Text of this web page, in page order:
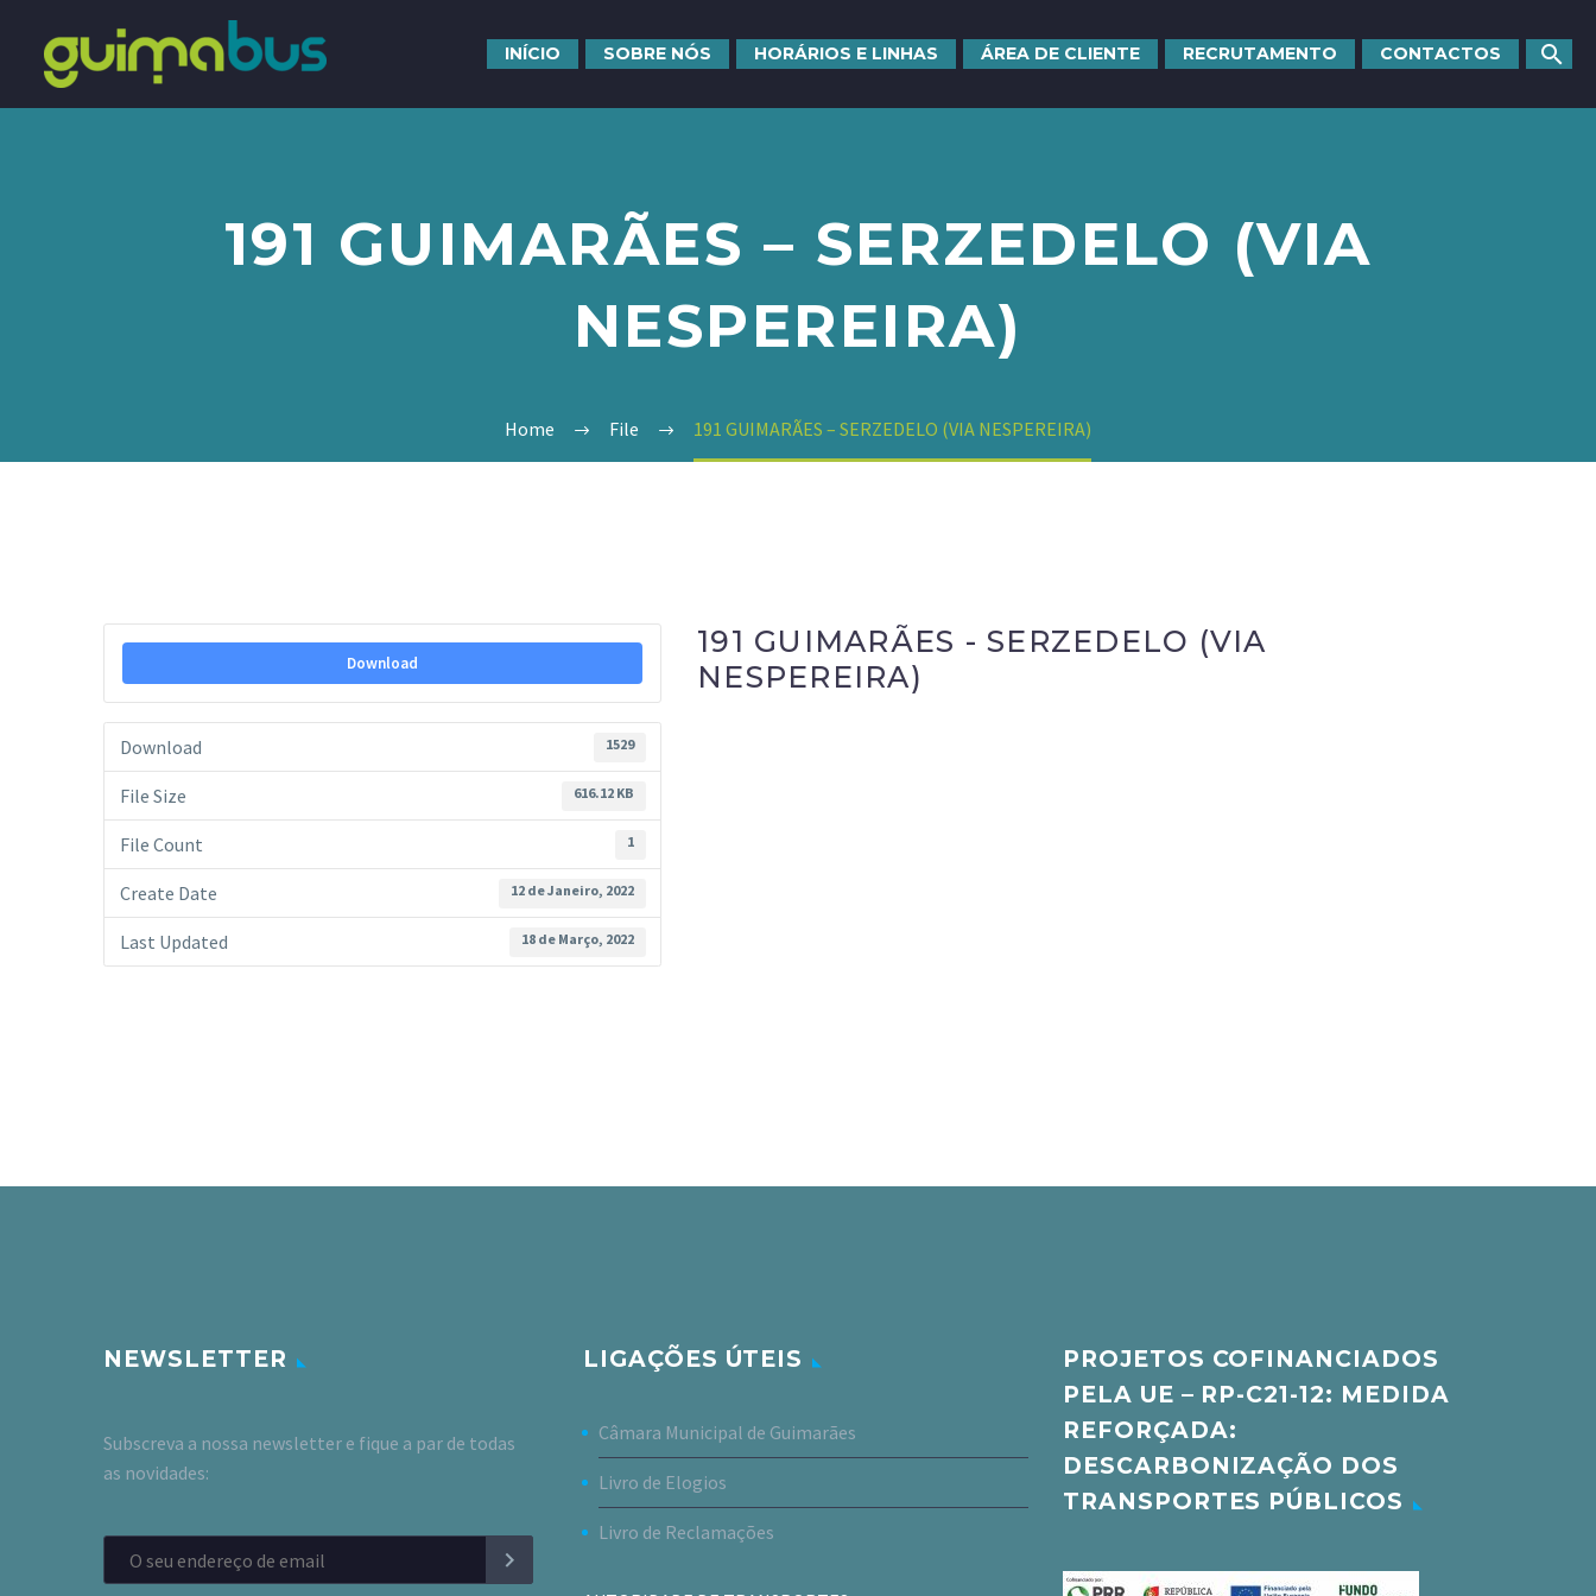
INÍCIO SOBRE NÓS HORÁRIOS E LINHAS ÁREA DE CLIENTE RECRUTAMENTO CONTACTOS
191 GUIMARÃES – SERZEDELO (VIA
NESPEREIRA)
Home File 191 GUIMARÃES – SERZEDELO (VIA NESPEREIRA)
Download
Download 1529
File Size 616.12 KB
File Count 1
Create Date 12 de Janeiro, 2022
Last Updated 18 de Março, 2022
191 GUIMARÃES - SERZEDELO (VIA
NESPEREIRA)
NEWSLETTER
Subscreva a nossa newsletter e fique a par de todas
as novidades:
LIGAÇÕES ÚTEIS
Câmara Municipal de Guimarães
Livro de Elogios
Livro de Reclamações
PROJETOS COFINANCIADOS
PELA UE – RP-C21-12: MEDIDA
REFORÇADA:
DESCARBONIZAÇÃO DOS
TRANSPORTES PÚBLICOS